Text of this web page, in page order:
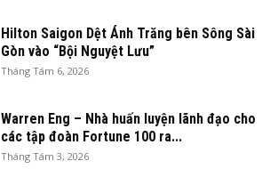
Hilton Saigon Dệt Ánh Trăng bên Sông Sài
Gòn vào “Bội Nguyệt Lưu”
Tháng Tám 6, 2026
Warren Eng – Nhà huấn luyện lãnh đạo cho
các tập đoàn Fortune 100 ra...
Tháng Tám 3, 2026